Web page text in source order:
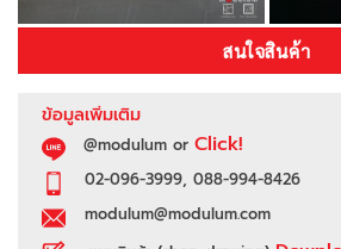
สนใจสินค้า
ข้อมูลเพิ่มเติม
@modulum or Click!
02-096-3999, 088-994-8426
modulum@modulum.com